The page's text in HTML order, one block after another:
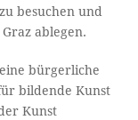
besuchen und
ablegen.
bürgerliche
bildende Kunst
Kunst